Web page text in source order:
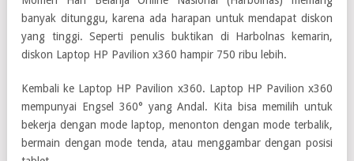
banyak ditunggu, karena ada harapan untuk mendapat diskon
yang tinggi. Seperti penulis buktikan di Harbolnas kemarin,
diskon Laptop HP Pavilion x360 hampir 750 ribu lebih.
Kembali ke Laptop HP Pavilion x360. Laptop HP Pavilion x360
mempunyai Engsel 360° yang Andal. Kita bisa memilih untuk
bekerja dengan mode laptop, menonton dengan mode terbalik,
bermain dengan mode tenda, atau menggambar dengan posisi